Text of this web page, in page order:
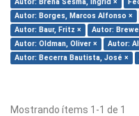
Autor: Borges, Marcos Alfonso ×
Autor: Baur, Fritz ×
Autor:
Autor: Oldman, Oliver ×
Autor:
Autor: Becerra Bautista, José ×
Mostrando ítems 1-1 de 1